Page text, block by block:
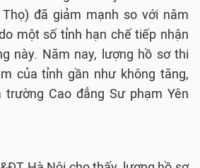
đã giảm mạnh so với năm
một số tỉnh hạn chế tiếp nhận
này. Năm nay, lượng hồ sơ thi
của tỉnh gần như không tăng,
Cao đẳng Sư phạm Yên